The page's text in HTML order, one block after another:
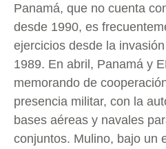
Panamá, que no cuenta
desde 1990, es
ejercicios desde la
1989. En abril, Panamá y
memorando de
presencia militar, con la
bases aéreas y navales
conjuntos. Mulino, bajo un